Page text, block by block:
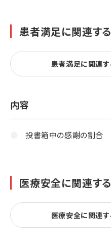
患者満足に関連す
患者満足に関連
内容
投書箱中の感謝の割合
医療安全に関連す
医療安全に関連